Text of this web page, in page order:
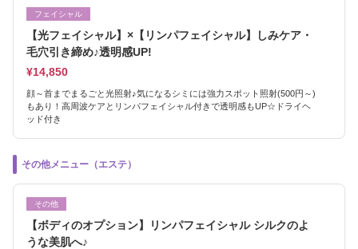
フェイシャル
【光フェイシャル】×【リンパフェイシャル】しみケア・
毛穴引き締め♪透明感UP!
¥14,850
顔～首までまるごと光照射♪気になるシミには強力スポット照射(500円～)
もあり！高周波ケアとリンパフェイシャル付きで透明感もUP☆ドライヘ
ッド付き
その他メニュー（エステ）
その他
【ボディのオプション】リンパフェイシャル シルクのよ
うな美肌へ♪